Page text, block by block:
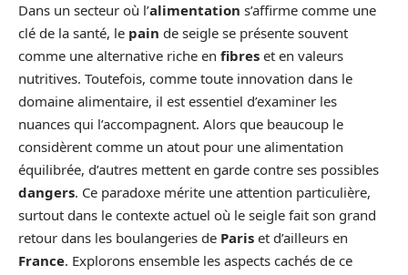
Dans un secteur où l’alimentation s’affirme comme une
clé de la santé, le pain de seigle se présente souvent
comme une alternative riche en fibres et en valeurs
nutritives. Toutefois, comme toute innovation dans le
domaine alimentaire, il est essentiel d’examiner les
nuances qui l’accompagnent. Alors que beaucoup le
considèrent comme un atout pour une alimentation
équilibrée, d’autres mettent en garde contre ses possibles
dangers. Ce paradoxe mérite une attention particulière,
surtout dans le contexte actuel où le seigle fait son grand
retour dans les boulangeries de Paris et d’ailleurs en
France. Explorons ensemble les aspects cachés de ce